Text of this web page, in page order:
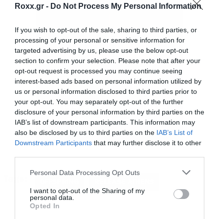
Roxx.gr - Do Not Process My Personal Information
If you wish to opt-out of the sale, sharing to third parties, or
processing of your personal or sensitive information for
targeted advertising by us, please use the below opt-out
section to confirm your selection. Please note that after your
opt-out request is processed you may continue seeing
interest-based ads based on personal information utilized by
us or personal information disclosed to third parties prior to
your opt-out. You may separately opt-out of the further
disclosure of your personal information by third parties on the
IAB’s list of downstream participants. This information may
also be disclosed by us to third parties on the IAB’s List of
Downstream Participants that may further disclose it to other
Please note that this website/app uses one or more Google
not limited to your visit or usage behaviour. You may click to
grant or deny consent to Google and its third-party tags to
use your data for below specified purposes in below Google
Personal Data Processing Opt Outs
I want to opt-out of the Sharing of my
personal data.
Opted In
σειρά εμφανίσεων στα μεγαλύτερα ευρωπαϊκά
φεστιβάλ και την αυλαία θα ανοίξει η εμφάνιση
τους στο Release Athens στις 9 Ιουνίου. Έτσι
δεν θα έχουμε εικόνα για το setlist τους και θα
το απολαύσουμε χωρίς κανένα spoiler.
Εισιτήρια για την εμφάνιση των Offspring στο
Release Athens μπορείτε να βρείτε εδώ.